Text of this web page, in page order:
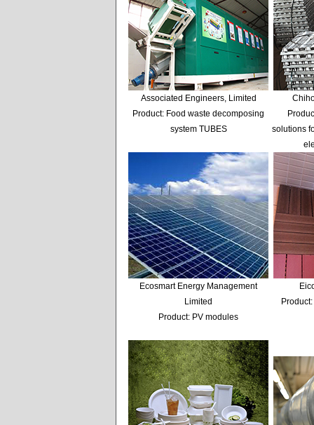
Associated Engineers, Limited
Product: Food waste decomposing
system TUBES
solutions
Ecosmart Energy Management
Limited
Product: PV modules